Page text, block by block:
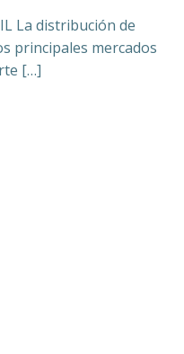
La distribución de
principales mercados
[…]